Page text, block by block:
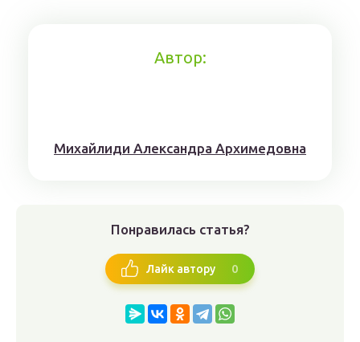
Автор:
Михaйлиди Aлександрa Aрхимедовна
Понравилась статья?
Лайк автору 0